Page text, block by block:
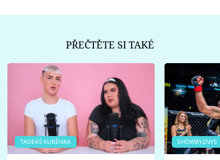
PŘEČTĚTE SI TAKÉ
TADEÁŠ KUBĚNKA SHOWBYZNYS